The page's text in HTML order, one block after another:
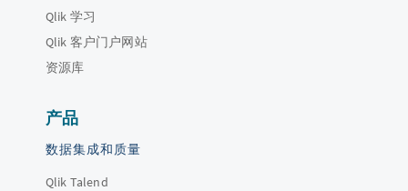
Qlik 学习
Qlik 客户门户网站
资源库
产品
数据集成和质量
Qlik Talend